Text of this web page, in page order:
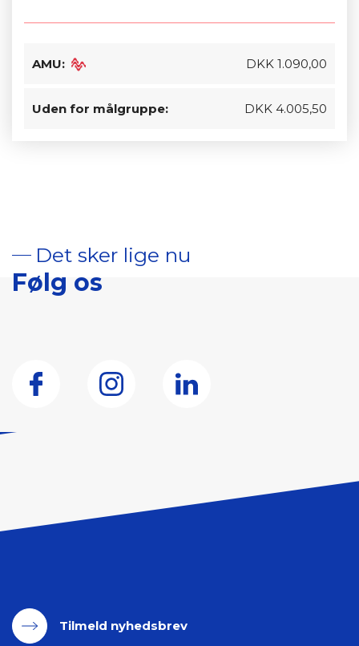
AMU: DKK 1.090,00
Uden for målgruppe: DKK 4.005,50
Det sker lige nu
Følg os
Tilmeld nyhedsbrev